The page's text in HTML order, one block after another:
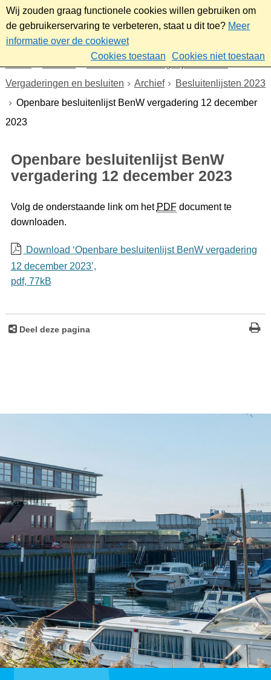
Wij zouden graag functionele cookies willen gebruiken om
de gebruikerservaring te verbeteren, staat u dit toe? Meer
informatie over de cookiewet
Cookies toestaan
Cookies niet toestaan
Gemeenteraad/Dagelijks bestuur
Vergaderingen en besluiten
Archief
Besluitenlijsten 2023
Openbare besluitenlijst BenW vergadering 12 december
2023
Openbare besluitenlijst BenW
vergadering 12 december 2023
Volg de onderstaande link om het PDFdocument te
downloaden.
Download ‘Openbare besluitenlijst BenW vergadering
12 december 2023’,
pdf, 77kB
Deel deze pagina